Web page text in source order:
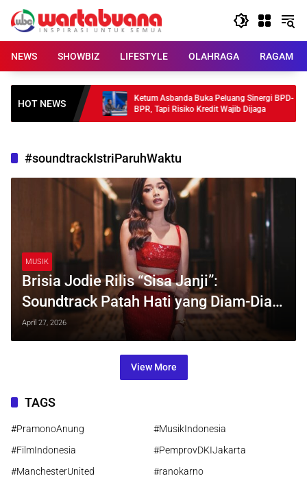
content
NEWS
SHOWBIZ LIFESTYLE OLAHRAGA RAGAM
HOT NEWS
Summer Puncaki
Ketum Asbanda Buka Peluang Sinergi BPD-
BPR, Tapi Risiko Kredit Wajib Dijaga
#soundtrackIstriParuhWaktu
MUSIK
Brisia Jodie Rilis “Sisa Janji”:
Soundtrack Patah Hati yang Diam-Diam
Menyentuh Relung Terdalam
April 27, 2026
View More
TAGS
#PramonoAnung
#MusikIndonesia
#FilmIndonesia
#PemprovDKIJakarta
#ManchesterUnited
#ranokarno